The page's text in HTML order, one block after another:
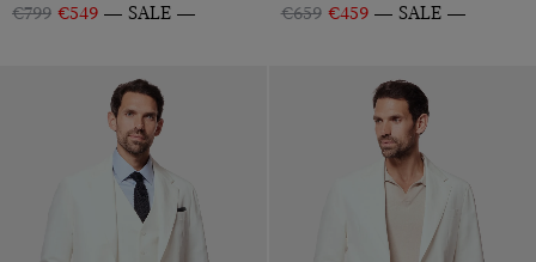
€799 €549 SALE
€659 €459 SALE